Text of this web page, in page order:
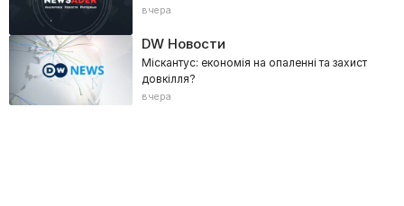
вчера
DW Новости
Міскантус: економія на опаленні та захист
довкілля?
вчера